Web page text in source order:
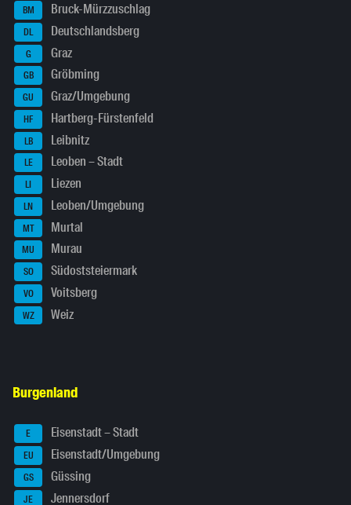
BM Bruck-Mürzzuschlag
DL Deutschlandsberg
G Graz
GB Gröbming
GU Graz/Umgebung
HF Hartberg-Fürstenfeld
LB Leibnitz
LE Leoben – Stadt
LI Liezen
LN Leoben/Umgebung
MT Murtal
MU Murau
SO Südoststeiermark
VO Voitsberg
WZ Weiz
Burgenland
E Eisenstadt – Stadt
EU Eisenstadt/Umgebung
GS Güssing
JE Jennersdorf